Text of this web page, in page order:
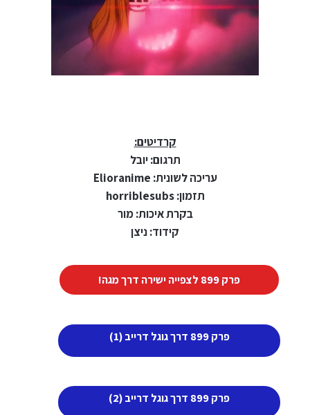
קרדיטים:
תרגום: יובל
עריכה לשונית: Elioranime
תזמון: horriblesubs
בקרת איכות: מור
קידוד: ניצן
פרק 899 לצפייה ישירה דרך מגה!
פרק 899 דרך גוגל דרייב (1)
פרק 899 דרך גוגל דרייב (2)